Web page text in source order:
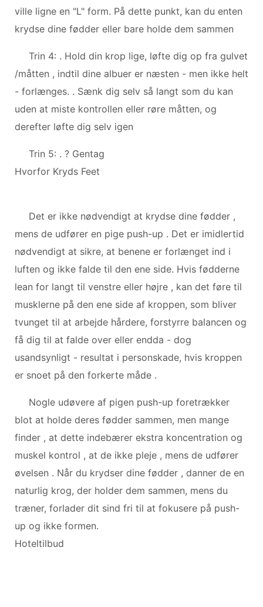
ville ligne en "L" form. På dette punkt, kan du enten
krydse dine fødder eller bare holde dem sammen
Trin 4: . Hold din krop lige, løfte dig op fra gulvet
/måtten , indtil dine albuer er næsten - men ikke helt
- forlænges. . Sænk dig selv så langt som du kan
uden at miste kontrollen eller røre måtten, og
derefter løfte dig selv igen
Trin 5: . ? Gentag
Hvorfor Kryds Feet
Det er ikke nødvendigt at krydse dine fødder ,
mens de udfører en pige push-up . Det er imidlertid
nødvendigt at sikre, at benene er forlænget ind i
luften og ikke falde til den ene side. Hvis fødderne
lean for langt til venstre eller højre , kan det føre til
musklerne på den ene side af kroppen, som bliver
tvunget til at arbejde hårdere, forstyrre balancen og
få dig til at falde over eller endda - dog
usandsynligt - resultat i personskade, hvis kroppen
er snoet på den forkerte måde .
Nogle udøvere af pigen push-up foretrækker
blot at holde deres fødder sammen, men mange
finder , at dette indebærer ekstra koncentration og
muskel kontrol , at de ikke pleje , mens de udfører
øvelsen . Når du krydser dine fødder , danner de en
naturlig krog, der holder dem sammen, mens du
træner, forlader dit sind fri til at fokusere på push-
up og ikke formen.
Hoteltilbud